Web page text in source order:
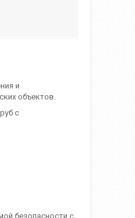
и
объектов.
с
безопасности с